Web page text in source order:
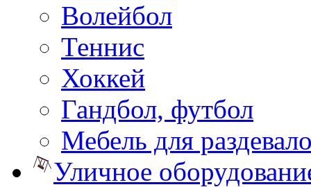
Волейбол
Теннис
Хоккей
Гандбол, футбол
Мебель для
Уличное